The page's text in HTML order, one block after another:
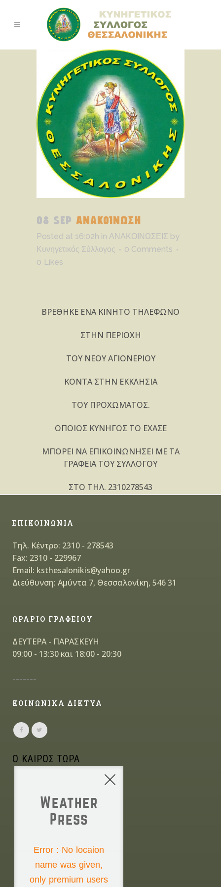
08 SEP ΑΝΑΚΟΙΝΩΣΗ
Posted at 16:02h in ΑΝΑΚΟΙΝΩΣΕΙΣ by
Κυνηγετικός Σύλλογος
0 Comments
0 Likes
BPEΘHKE ENA KINHTO THΛEΦΩNO
ΣTHN ΠEPIOXH
TOY NEOY AΓIONEPIOY
KONTA ΣTHN EKKΛHΣIA
TOY ΠPOXΩMATOΣ.
OΠOIOΣ KYNHΓOΣ TO EXAΣE
ΜΠΟΡΕΙ NA ΕΠΙΚΟΙΝΩΝΗΣΕΙ ΜΕ ΤΑ
ΓΡΑΦΕΙΑ ΤΟΥ ΣΥΛΛΟΓΟΥ
ΣΤΟ ΤΗΛ. 2310278543
ΕΠΙΚΟΙΝΩΝΙΑ
Τηλ. Κέντρο: 2310 - 278543
Fax: 2310 - 229967
Email: ksthesalonikis@yahoo.gr
Διεύθυνση: Αμύντα 7, Θεσσαλονίκη, 546 31
ΩΡΑΡΙΟ ΓΡΑΦΕΙΟΥ
ΔΕΥΤΕΡΑ - ΠΑΡΑΣΚΕΥΗ
09:00 - 13:30 και 18:00 - 20:30
-------
ΚΟΙΝΩΝΙΚΑ ΔΙΚΤΥΑ
Ο ΚΑΙΡΟΣ ΤΩΡΑ
Weather
Press
Error : No locaion
name was given,
only premium users
Thursday the 6th